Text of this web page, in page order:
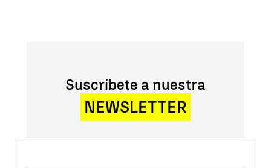
Suscríbete a nuestra
NEWSLETTER